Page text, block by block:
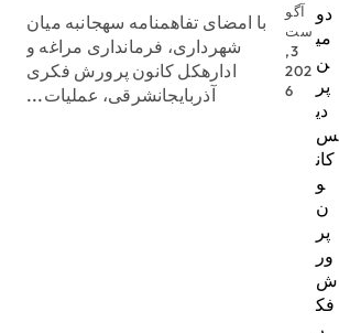
دو
می
ن
پر
دی
س
کان
و
ن
پر
ور
ش
فک
ر
آگو
ست
3,
202
6
با امضای تفاهمنامه سهجانبه میان
شهرداری، فرمانداری مراغه و
ادارهکل کانون پرورش فکری
آذربایجانشرقی، عملیات...